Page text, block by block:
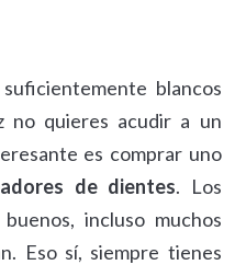
blancos
no quieres acudir a un
es comprar uno
de dientes. Los
incluso muchos
Eso sí, siempre tienes